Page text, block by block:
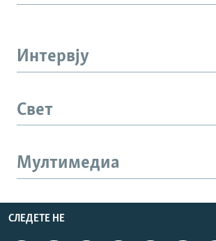
Интервју
Свет
Мултимедиа
СЛЕДЕТЕ НЕ